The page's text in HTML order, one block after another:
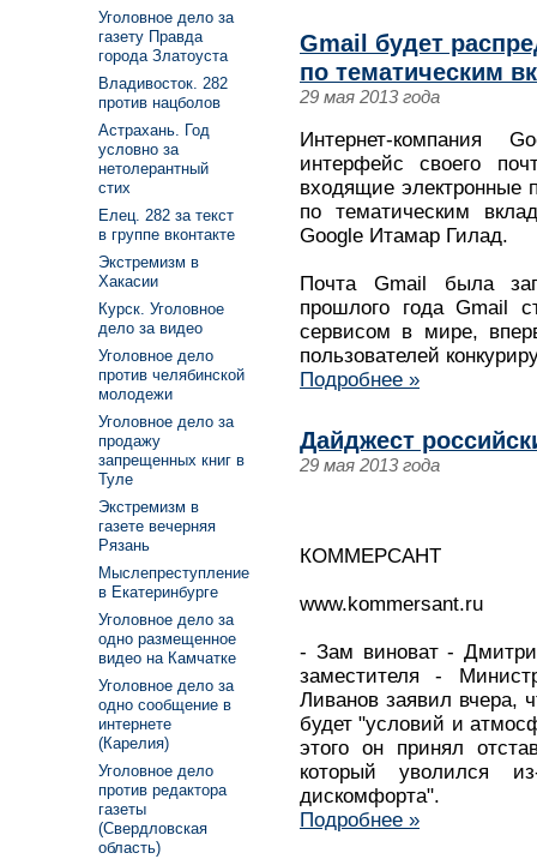
Gmail будет
по тематическим
29 мая 2013 года
Интернет-компания
интерфейс своего
входящие электронные
по тематическим
Google Итамар Гилад.
Почта Gmail была
прошлого года Gmail
сервисом в мире,
пользователей
Подробнее »
Дайджест
29 мая 2013 года
КОММЕРСАНТ
www.kommersant.ru
- Зам виноват -
заместителя -
Ливанов заявил вчера,
будет "условий и
этого он принял
который уволился из-
дискомфорта".
Подробнее »
Уголовное дело за
газету Правда
города Златоуста
Владивосток. 282
против нацболов
Астрахань. Год
условно за
нетолерантный
стих
Елец. 282 за текст
в группе вконтакте
Экстремизм в
Хакасии
Курск. Уголовное
дело за видео
Уголовное дело
против челябинской
молодежи
Уголовное дело за
продажу
запрещенных книг в
Туле
Экстремизм в
газете вечерняя
Рязань
Мыслепреступление
в Екатеринбурге
Уголовное дело за
одно размещенное
видео на Камчатке
Уголовное дело за
одно сообщение в
интернете
(Карелия)
Уголовное дело
против редактора
газеты
(Свердловская
область)